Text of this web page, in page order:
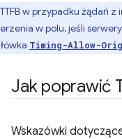
TTFB w przypadku żądań
w polu, jeśli
Timing-Allow-
Jak poprawić
Wskazówki